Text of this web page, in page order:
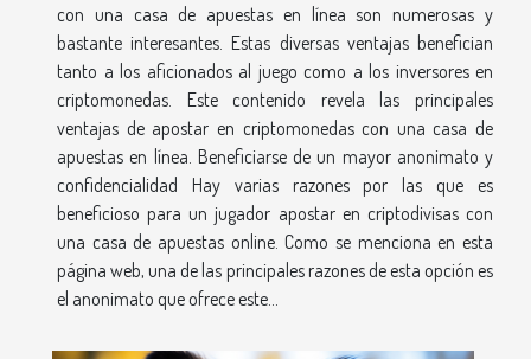
con una casa de apuestas en línea son numerosas y
bastante interesantes. Estas diversas ventajas benefician
tanto a los aficionados al juego como a los inversores en
criptomonedas. Este contenido revela las principales
ventajas de apostar en criptomonedas con una casa de
apuestas en línea. Beneficiarse de un mayor anonimato y
confidencialidad Hay varias razones por las que es
beneficioso para un jugador apostar en criptodivisas con
una casa de apuestas online. Como se menciona en esta
página web, una de las principales razones de esta opción es
el anonimato que ofrece este...